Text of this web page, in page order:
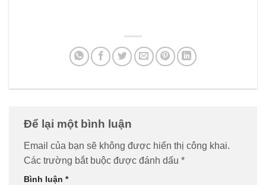
Để lại một bình luận
Email của bạn sẽ không được hiển thị công khai.
Các trường bắt buộc được đánh dấu *
Bình luận *